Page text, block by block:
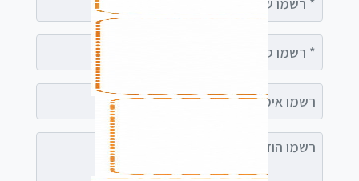
רשמו אימייל (אופציונלי)
רשמו הודעה (אופציונלי)